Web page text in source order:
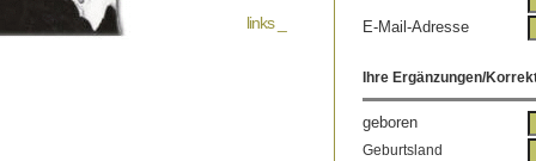
links _ E-Mail-Adresse
Ihre Ergänzungen/
geboren
Geburtsland